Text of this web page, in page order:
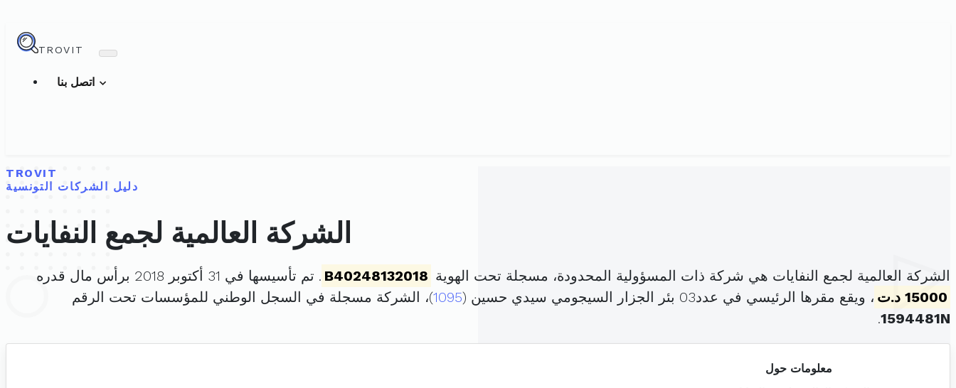
TROVIT
TROVIT
دليل الشركات التونسية
الشركة العالمية لجمع النفايات
الشركة العالمية لجمع النفايات هي شركة ذات المسؤولية المحدودة، مسجلة تحت الهوية B40248132018 . تم تأسيسها في 31 أكتوبر 2018 برأس مال قدره
15000 د.ت
، ويقع مقرها الرئيسي في عدد03 بئر الجزار السيجومي سيدي حسين ( 1095)، الشركة مسجلة في السجل الوطني للمؤسسات تحت الرقم
1594481N
.
معلومات حول